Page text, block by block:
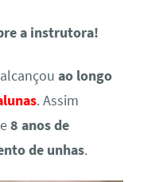
a instrutora!
ao longo
. Assim
8 anos de
de unhas.